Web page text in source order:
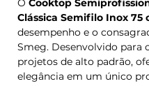
O Cooktop
Clássica Semifilo Inox 75
desempenho e o
Smeg. Desenvolvido para
projetos de alto padrão,
elegância em um único